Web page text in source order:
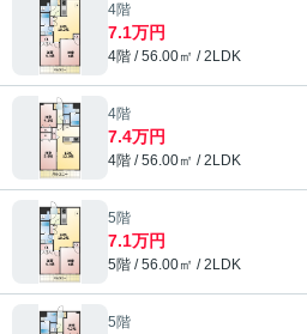
4階
7.1万円
4階 / 56.00㎡ / 2LDK
4階
7.4万円
4階 / 56.00㎡ / 2LDK
5階
7.1万円
5階 / 56.00㎡ / 2LDK
5階